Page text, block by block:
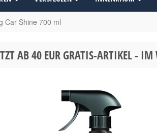
Car Shine 700 ml
AB 40 EUR GRATIS-ARTIKEL -